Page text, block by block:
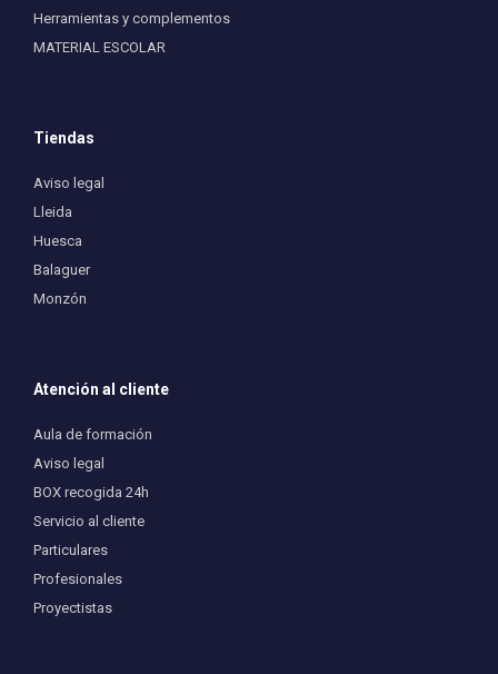
Herramientas y complementos
MATERIAL ESCOLAR
Tiendas
Aviso legal
Lleida
Huesca
Balaguer
Monzón
Atención al cliente
Aula de formación
Aviso legal
BOX recogida 24h
Servicio al cliente
Particulares
Profesionales
Proyectistas